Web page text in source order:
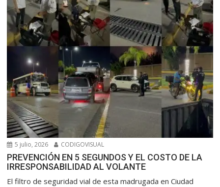
5 julio, 2026 CODIGOVISUAL
PREVENCIÓN EN 5 SEGUNDOS Y EL COSTO DE LA
IRRESPONSABILIDAD AL VOLANTE
​El filtro de seguridad vial de esta madrugada en Ciudad